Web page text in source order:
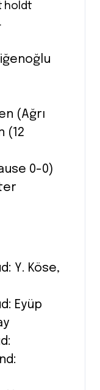
holdt
(Ağrı
(12
0-0)
Y. Köse,
Eyüp